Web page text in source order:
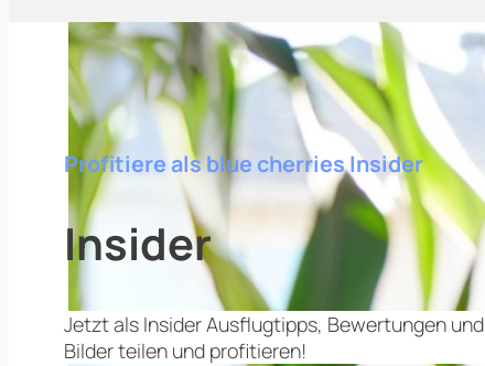
Profitiere als blue cherries Insider
Insider
Jetzt als Insider Ausflugtipps, Bewertungen und
Bilder teilen und profitieren!